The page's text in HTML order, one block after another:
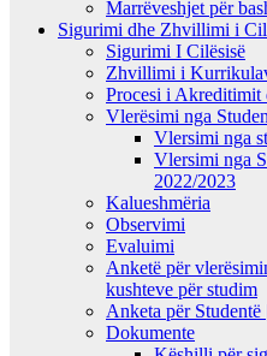
Marrëveshjet për
Sigurimi dhe Zhvillimi i
Sigurimi I Cilësisë
Zhvillimi i
Procesi i Akreditimit
Vlerësimi nga
Vlersimi nga
Vlersimi nga
2022/2023
Kalueshmëria
Observimi
Evaluimi
Anketë për
kushteve për studim
Anketa për
Dokumente